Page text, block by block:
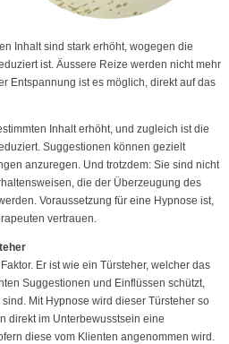
Inhalt sind stark erhöht, wogegen die
ist. Äussere Reize werden nicht mehr
Entspannung ist es möglich, direkt auf das
Inhalt erhöht, und zugleich ist die
Suggestionen können gezielt
anzuregen. Und trotzdem: Sie sind nicht
die der Überzeugung des
Voraussetzung für eine Hypnose ist,
vertrauen.
Er ist wie ein Türsteher, welcher das
Suggestionen und Einflüssen schützt,
Mit Hypnose wird dieser Türsteher so
direkt im Unterbewusstsein eine
diese vom Klienten angenommen wird.